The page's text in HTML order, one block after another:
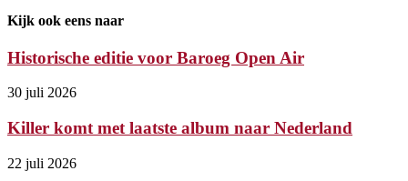
Kijk ook eens naar
Historische editie voor Baroeg Open Air
30 juli 2026
Killer komt met laatste album naar Nederland
22 juli 2026